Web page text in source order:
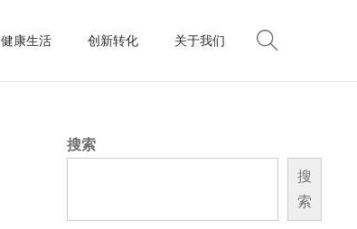
健康生活 创新转化 关于我们
搜索
搜
索